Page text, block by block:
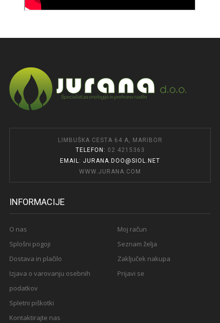
LIMBUŠKA CESTA 64 A, MARIBOR
TELEFON: 02 4215363
EMAIL: JURANA.DOO@SIOL.NET
WWW.JURANA.COM
INFORMACIJE
O nas
Splošni pogoji
Dostava in plačilo
Izjava o varovanju osebnih
podatkov
Spletni piškotki
Kontaktirajte nas
Moj račun
Seznam želja
Zaključek nakupa
Prijavi se